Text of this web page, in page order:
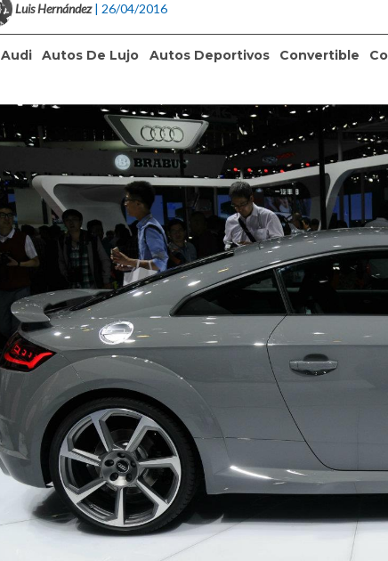
Luis Hernández | 26/04/2016
Audi Autos De Lujo Autos Deportivos Convertible